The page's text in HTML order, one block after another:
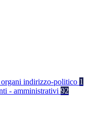
indirizzo-politico 1
- amministrativi 92